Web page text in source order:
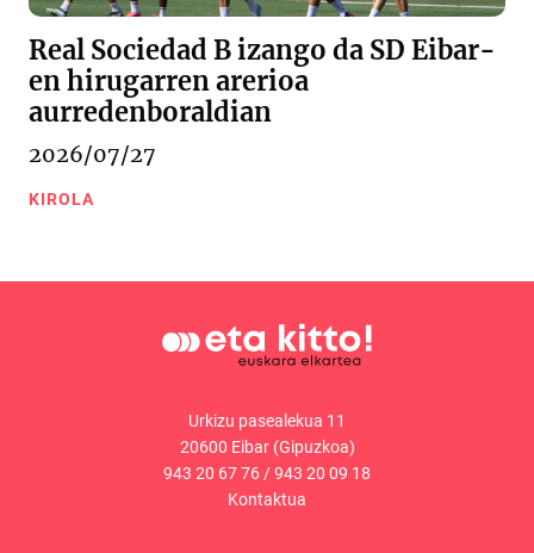
Real Sociedad B izango da SD Eibar-
en hirugarren arerioa
aurredenboraldian
2026/07/27
KIROLA
Urkizu pasealekua 11
20600 Eibar (Gipuzkoa)
943 20 67 76/943 20 09 18
Kontaktua